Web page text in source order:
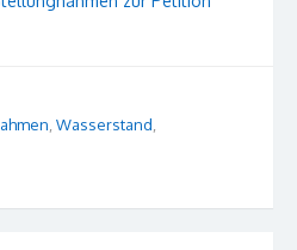
Wasserstand